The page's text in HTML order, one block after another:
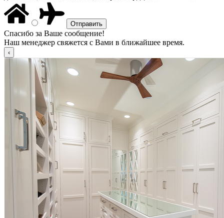
Спасибо за Ваше сообщение!
Наш менеджер свяжется с Вами в ближайшее время.